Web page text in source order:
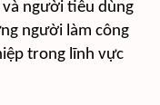
và người tiêu dùng
người làm công
trong lĩnh vực